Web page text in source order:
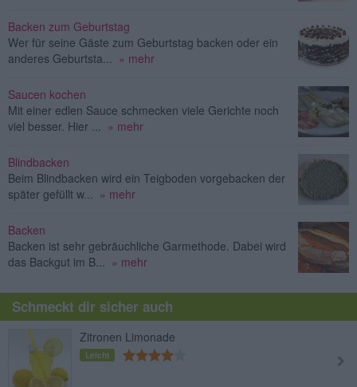
Backen zum Geburtstag
Wer für seine Gäste zum Geburtstag backen oder ein
anderes Geburtsta... » mehr
Saucen kochen
Mit einer edlen Sauce schmecken viele Gerichte noch
viel besser. Hier ... » mehr
Blindbacken
Beim Blindbacken wird ein Teigboden vorgebacken der
später gefüllt w... » mehr
Backen
Backen ist sehr gebräuchliche Garmethode. Dabei wird
das Backgut im B... » mehr
Schmeckt dir sicher auch
Zitronen Limonade
Leicht